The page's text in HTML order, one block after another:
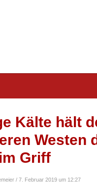
Kälte hält
Westen
Griff
/7. Februar 2019 um 12:27